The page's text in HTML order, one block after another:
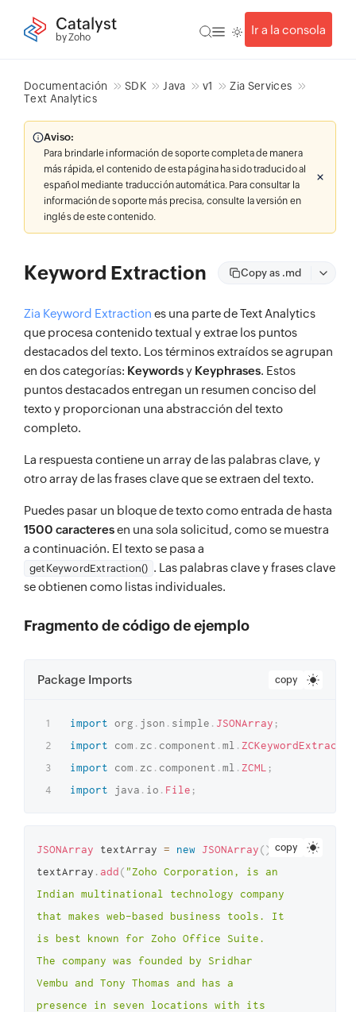
Catalyst
by Zoho
Ir a la consola
Documentación SDK Java v1
Zia Services
Text Analytics
Aviso:
Para brindarle información de soporte completa de manera
más rápida, el contenido de esta página ha sido traducido al
español mediante traducción automática. Para consultar la
información de soporte más precisa, consulte la versión en
inglés de este contenido.
Keyword Extraction Copy as .md
Zia Keyword Extraction es una parte de Text Analytics
que procesa contenido textual y extrae los puntos
destacados del texto. Los términos extraídos se agrupan
en dos categorías: Keywordsy Keyphrases. Estos
puntos destacados entregan un resumen conciso del
texto y proporcionan una abstracción del texto
completo.
La respuesta contiene un array de las palabras clave, y
otro array de las frases clave que se extraen del texto.
Puedes pasar un bloque de texto como entrada de hasta
1500 caracteresen una sola solicitud, como se muestra
a continuación. El texto se pasa a
getKeywordExtraction() . Las palabras clave y frases clave
se obtienen como listas individuales.
Fragmento de código de ejemplo
Package Imports copy
import org . json . simple . JSONArray ;
import
com . zc . component . ml .
import
com . zc . component . ml . ZCML ;
import
java . io . File ;
copy
JSONArray textArray = new JSONArray() ;
textArray .add("Zoho Corporation, is an
Indian multinational technology company
that makes web-based business tools. It
is best known for Zoho Office Suite.
The company was founded by Sridhar
Vembu and Tony Thomas and has a
presence in seven locations with its